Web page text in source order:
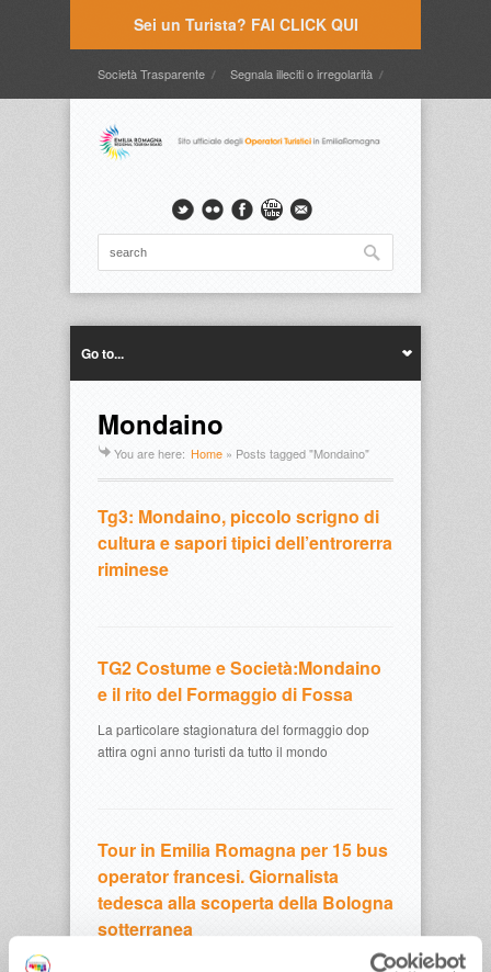
Sei un Turista? FAI CLICK QUI
Società Trasparente Segnala illeciti o irregolarità
Timbrature
Go to...
Mondaino
You are here: Home » Posts tagged "Mondaino"
Tg3: Mondaino, piccolo scrigno di
cultura e sapori tipici dell’entrorerra
riminese
TG2 Costume e Società:Mondaino
e il rito del Formaggio di Fossa
La particolare stagionatura del formaggio dop
attira ogni anno turisti da tutto il mondo
Tour in Emilia Romagna per 15 bus
operator francesi. Giornalista
tedesca alla scoperta della Bologna
sotterranea
Quindici bus operator francesi in Emilia Romagna